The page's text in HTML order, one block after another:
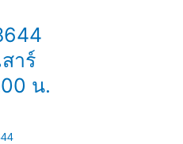
าร์
น.